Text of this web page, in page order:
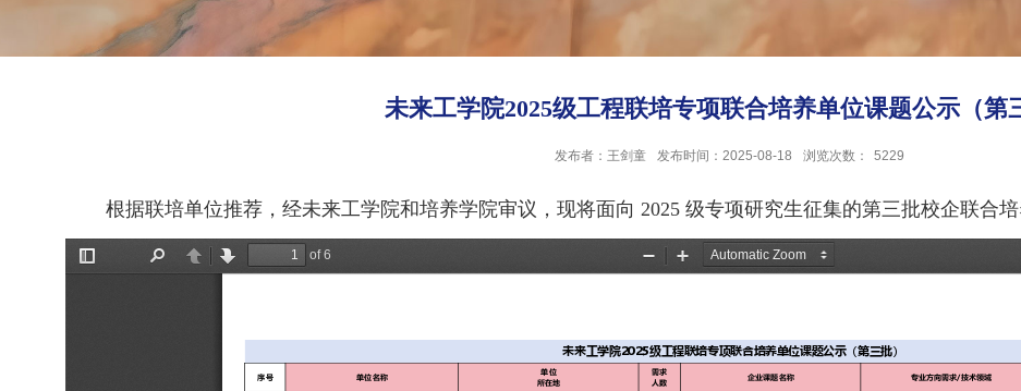
未来工学院2025级工程联培专项联合培养单位课题公示（第
发布者：王剑童 发布时间：2025-08-18 浏览次数： 5229
根据联培单位推荐，经未来工学院和培养学院审议，现将面向 2025 级专项研究生征集的第三批校企联合培